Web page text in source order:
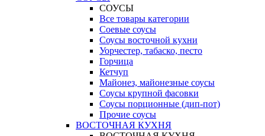
СОУСЫ
Все товары категории
Соевые соусы
Соусы восточной кухни
Уорчестер, табаско, песто
Горчица
Кетчуп
Майонез, майонезные соусы
Соусы крупной фасовки
Соусы порционные (дип-пот)
Прочие соусы
ВОСТОЧНАЯ КУХНЯ